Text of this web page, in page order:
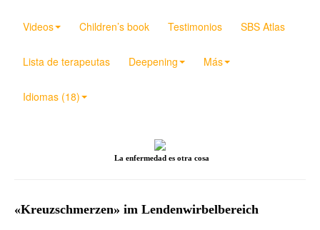
Videos Children’s book Testimonios SBS Atlas
Lista de terapeutas Deepening Más
Idiomas (18)
La enfermedad es otra cosa
«Kreuzschmerzen» im Lendenwirbelbereich